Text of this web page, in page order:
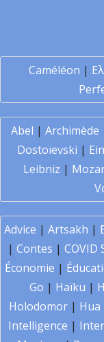
Caméléon |
Abel | Archimède
Dostoïevski |
Leibniz |
Advice | Artsakh |
| Contes | COVID
Économie |
Go | Haïku |
Holodomor | Hua
Intelligence |